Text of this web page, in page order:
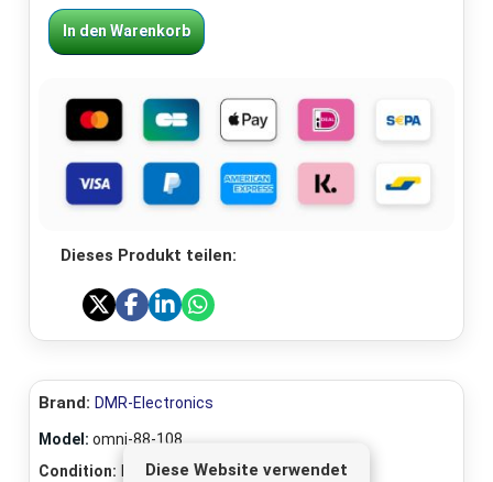
Diese Website verwendet
In den Warenkorb
Dieses Produkt teilen:
Brand: DMR-Electronics
Model: omni-88-108
Condition: